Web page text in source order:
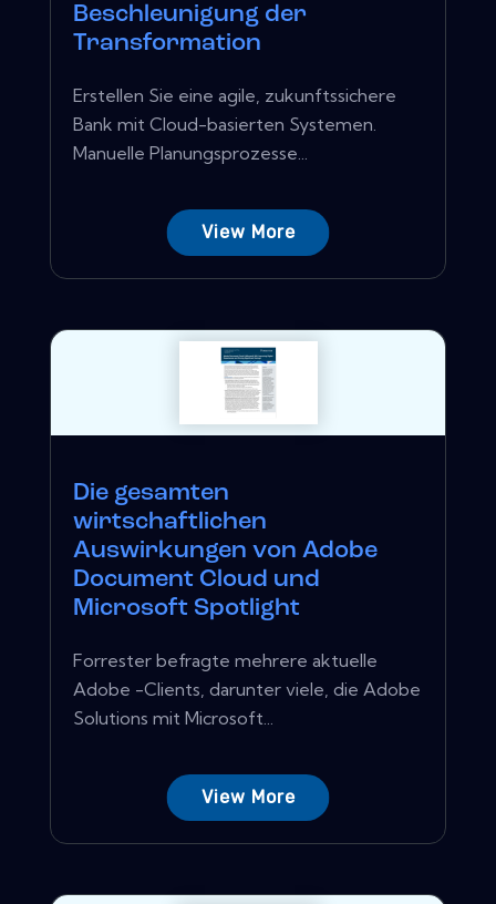
Beschleunigung der
Transformation
Erstellen Sie eine agile, zukunftssichere
Bank mit Cloud-basierten Systemen.
Manuelle Planungsprozesse...
View More
Die gesamten
wirtschaftlichen
Auswirkungen von Adobe
Document Cloud und
Microsoft Spotlight
Forrester befragte mehrere aktuelle
Adobe -Clients, darunter viele, die Adobe
Solutions mit Microsoft...
View More